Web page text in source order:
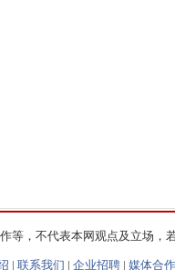
等，不代表本网观点及立场
| 联系我们 | 企业招聘 | 媒体合作